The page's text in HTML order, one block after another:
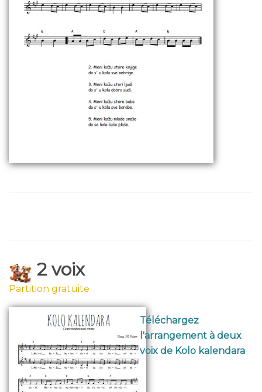
2 voix
Partition gratuite
Téléchargez
l'arrangement à deux
voix de Kolo kalendara